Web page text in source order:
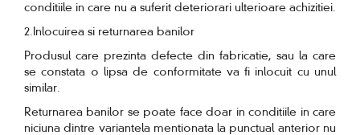
conditiile in care nu a suferit deteriorari ulterioare achizitiei.
2.Inlocuirea si returnarea banilor
Produsul care prezinta defecte din fabricatie, sau la care
se constata o lipsa de conformitate va fi inlocuit cu unul
similar.
Returnarea banilor se poate face doar in conditiile in care
niciuna dintre variantela mentionata la punctual anterior nu